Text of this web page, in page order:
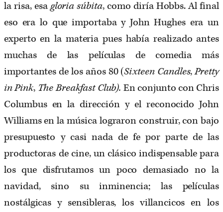
la risa, esagloria súbita, como diría Hobbs. Al final
eso era lo que importaba y John Hughes era un
experto en la materia pues había realizado antes
muchas de las películas de comedia más
importantes de los años 80 (Sixteen Candles,Pretty
in Pink, The Breakfast Club). En conjunto con Chris
Columbus en la dirección y el reconocido John
Williams en la música lograron construir, con bajo
presupuesto y casi nada de fe por parte de las
productoras de cine, un clásico indispensable para
los que disfrutamos un poco demasiado no la
navidad, sino su inminencia; las películas
nostálgicas y sensibleras, los villancicos en los